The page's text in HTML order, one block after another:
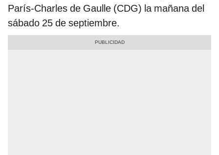
París-Charles de Gaulle (CDG) la mañana del
sábado 25 de septiembre.